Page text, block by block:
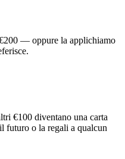
— oppure la applichiamo
€100 diventano una carta
futuro o la regali a qualcun